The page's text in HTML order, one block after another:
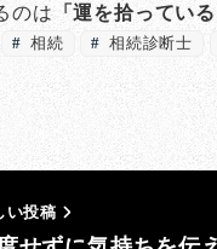
のは「運を拾っている
相続 相続診断士
い投稿